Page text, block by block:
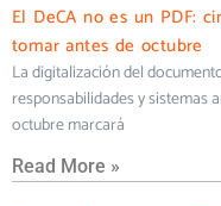
El DeCA no es un PDF:
tomar antes de octubre
La digitalización del
responsabilidades y sistemas
octubre marcará
Read More »